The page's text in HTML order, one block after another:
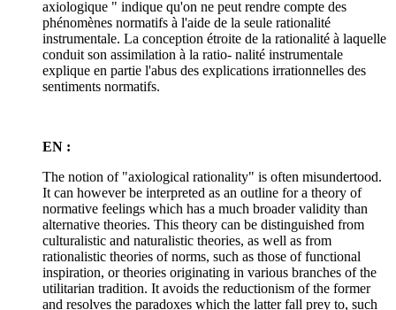
axiologique " indique qu'on ne peut rendre compte des
phénomènes normatifs à l'aide de la seule rationalité
instrumentale. La conception étroite de la rationalité à laquelle
conduit son assimilation à la ratio- nalité instrumentale
explique en partie l'abus des explications irrationnelles des
sentiments normatifs.
EN :
The notion of "axiological rationality" is often misundertood.
It can however be interpreted as an outline for a theory of
normative feelings which has a much broader validity than
alternative theories. This theory can be distinguished from
culturalistic and naturalistic theories, as well as from
rationalistic theories of norms, such as those of functional
inspiration, or theories originating in various branches of the
utilitarian tradition. It avoids the reductionism of the former
and resolves the paradoxes which the latter fall prey to, such